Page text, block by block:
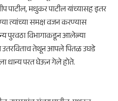
पाटील, मधुकर पाटील यांच्यासह इतर
त्यांच्या समक्ष वजन करण्यास
पुरवठा विभागाकडून आलेल्या
उतरविताच तेथून आपले पितळ उघडे
धान्य परत घेऊन गेले होते.